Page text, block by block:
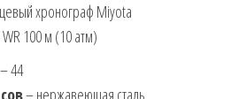
хронограф Miyota
100 м (10 атм)
44
– нержавеющая сталь.